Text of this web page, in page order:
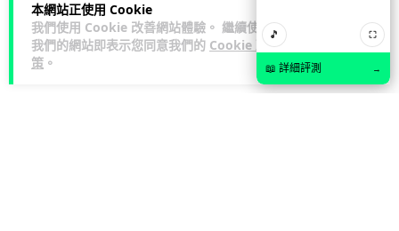
本網站正使用 Cookie
我們使用 Cookie 改善網站體驗。 繼續使用
我們的網站即表示您同意我們的 Cookie 政
策 。
Model 3 Tesla
🎵 ⛶
📖 詳細評測 →